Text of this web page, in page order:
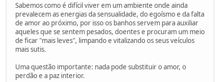
Sabemos como é difícil viver em um ambiente onde ainda
prevalecem as energias da sensualidade, do egoísmo e da falta
de amor ao próximo, por isso os banhos servem para auxiliar
aqueles que se sentem pesados, doentes e procuram um meio
de ficar "mais leves", limpando e vitalizando os seus veículos
mais sutis.
Uma questão importante: nada pode substituir o amor, o
perdão e a paz interior.